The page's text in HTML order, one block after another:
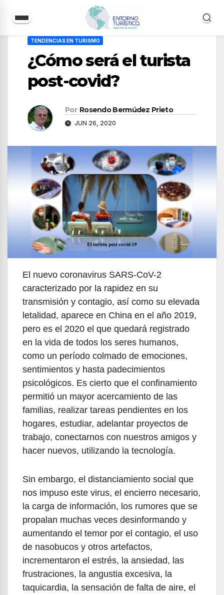
contenido
TENDENCIAS EN TURISMO
¿Cómo será el turista
post-covid?
Por Rosendo Bermúdez Prieto
JUN 26, 2020
El nuevo coronavirus SARS-CoV-2
caracterizado por la rapidez en su
transmisión y contagio, así como su elevada
letalidad, aparece en China en el año 2019,
pero es el 2020 el que quedará registrado
en la vida de todos los seres humanos,
como un período colmado de emociones,
sentimientos y hasta padecimientos
psicológicos. Es cierto que el confinamiento
permitió un mayor acercamiento de las
familias, realizar tareas pendientes en los
hogares, estudiar, adelantar proyectos de
trabajo, conectarnos con nuestros amigos y
hacer nuevos, utilizando la tecnología.
Sin embargo, el distanciamiento social que
nos impuso este virus, el encierro necesario,
la carga de información, los rumores que se
propalan muchas veces desinformando y
aumentando el temor por el contagio, el uso
de nasobucos y otros artefactos,
incrementaron el estrés, la ansiedad, las
frustraciones, la angustia excesiva, la
taquicardia, la sensación de falta de aire, el